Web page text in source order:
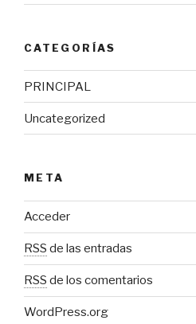
CATEGORÍAS
PRINCIPAL
Uncategorized
META
Acceder
RSS de las entradas
RSS de los comentarios
WordPress.org